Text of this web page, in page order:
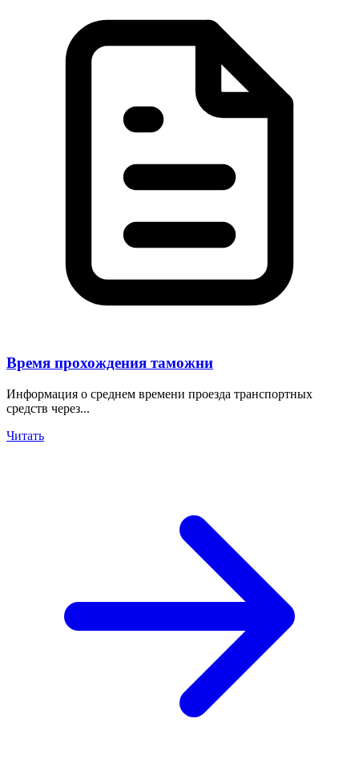
Время прохождения таможни
Информация о среднем времени проезда транспортных
средств через...
Читать